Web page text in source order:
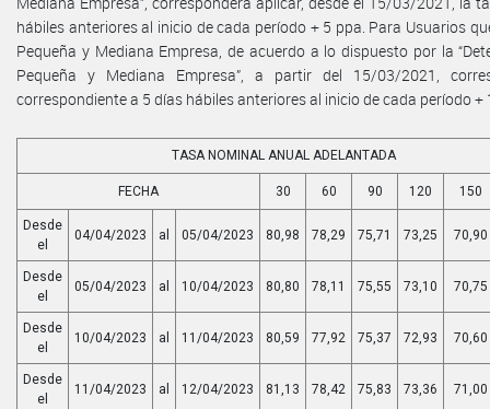
hábiles anteriores al inicio de cada período + 5 ppa. Para Usuarios
Pequeña y Mediana Empresa, de acuerdo a lo dispuesto por la
Pequeña y Mediana Empresa”, a partir del 15/03/2021,
correspondiente a 5 días hábiles anteriores al inicio de cada período +
TASA NOMINAL ANUAL ADELANTADA
FECHA 30 60 90 120 150
Desde
el
04/04/2023 al 05/04/2023 80,98 78,29 75,71 73,25 70,90
Desde
el
05/04/2023 al 10/04/2023 80,80 78,11 75,55 73,10 70,75
Desde
el
10/04/2023 al 11/04/2023 80,59 77,92 75,37 72,93 70,60
Desde
el
11/04/2023 al 12/04/2023 81,13 78,42 75,83 73,36 71,00